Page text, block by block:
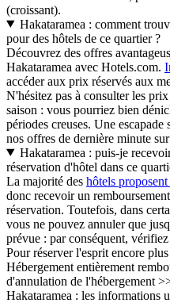
(croissant).
Hakataramea : comment
pour des hôtels de ce quartier ?
Découvrez des offres
Hakataramea avec Hotels.com.
accéder aux prix réservés aux
N'hésitez pas à consulter les
saison : vous pourriez bien
périodes creuses. Une
nos offres de dernière minute
Hakataramea : puis-je
réservation d'hôtel dans ce
La majorité des hôtels
donc recevoir un
réservation. Toutefois, dans
vous ne pouvez annuler que
prévue : par conséquent,
Pour réserver l'esprit encore
Hébergement entièrement
d'annulation de l'hébergement
Hakataramea : les informations